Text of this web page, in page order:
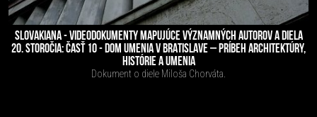
SLOVAKIANA - VIDEODOKUMENTY MAPUJÚCE VÝZNAMNÝCH AUTOROV A DIELA
20. STOROČIA: ČASŤ 10 - DOM UMENIA V BRATISLAVE – PRÍBEH ARCHITEKTÚRY,
HISTÓRIE A UMENIA
Dokument o diele Miloša Chorváta.